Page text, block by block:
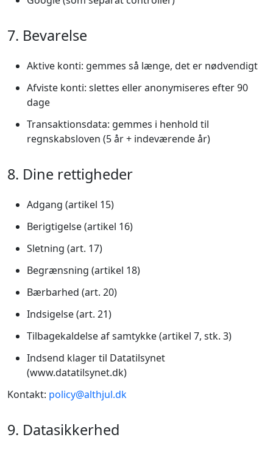
7. Bevarelse
Aktive konti: gemmes så længe, det er nødvendigt
Afviste konti: slettes eller anonymiseres efter 90
dage
Transaktionsdata: gemmes i henhold til
regnskabsloven (5 år + indeværende år)
8. Dine rettigheder
Adgang (artikel 15)
Berigtigelse (artikel 16)
Sletning (art. 17)
Begrænsning (artikel 18)
Bærbarhed (art. 20)
Indsigelse (art. 21)
Tilbagekaldelse af samtykke (artikel 7, stk. 3)
Indsend klager til Datatilsynet
(www.datatilsynet.dk)
Kontakt: policy@althjul.dk
9. Datasikkerhed